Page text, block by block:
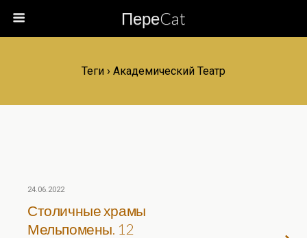
ПереCat
Теги › Академический Театр
24.06.2022
Столичные храмы
Мельпомены. 12